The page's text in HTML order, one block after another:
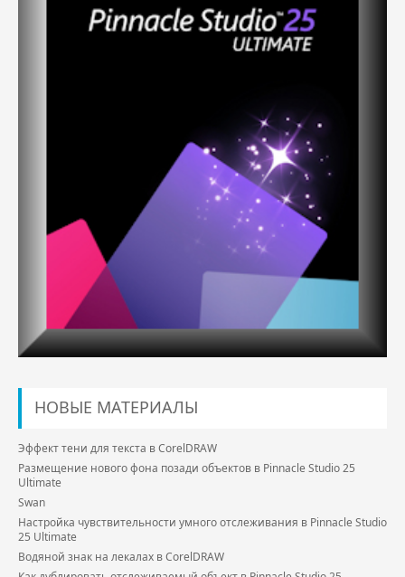
НОВЫЕ МАТЕРИАЛЫ
Эффект тени для текста в CorelDRAW
Размещение нового фона позади объектов в Pinnacle Studio 25
Ultimate
Swan
Настройка чувствительности умного отслеживания в Pinnacle Studio
25 Ultimate
Водяной знак на лекалах в CorelDRAW